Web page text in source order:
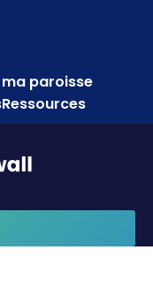
paroisse
Ressources